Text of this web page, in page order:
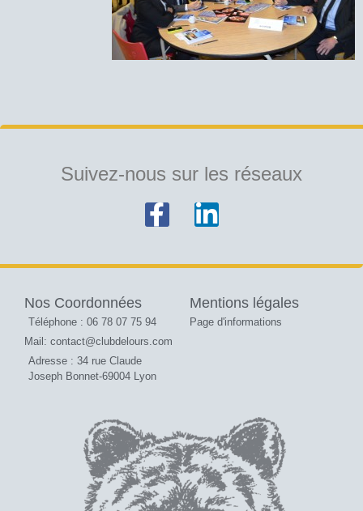
Suivez-nous sur les réseaux
Nos Coordonnées
Téléphone : 06 78 07 75 94
Mail: contact@clubdelours.com
Adresse : 34 rue Claude
Joseph Bonnet-69004 Lyon
Mentions légales
Page d'informations